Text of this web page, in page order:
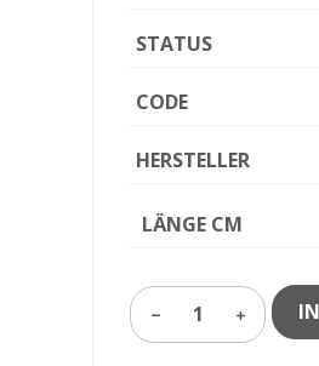
STATUS
CODE
HERSTELLER
LÄNGE CM
1